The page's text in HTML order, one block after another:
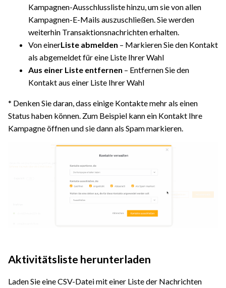
Kampagnen-Ausschlussliste hinzu, um sie von allen
Kampagnen-E-Mails auszuschließen. Sie werden
weiterhin Transaktionsnachrichten erhalten.
Von einerListe abmelden – Markieren Sie den Kontakt
als abgemeldet für eine Liste Ihrer Wahl
Aus einer Liste entfernen – Entfernen Sie den
Kontakt aus einer Liste Ihrer Wahl
* Denken Sie daran, dass einige Kontakte mehr als einen
Status haben können. Zum Beispiel kann ein Kontakt Ihre
Kampagne öffnen und sie dann als Spam markieren.
Aktivitätsliste herunterladen
Laden Sie eine CSV-Datei mit einer Liste der Nachrichten